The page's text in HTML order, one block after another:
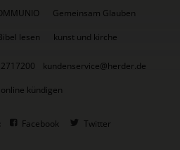
Gemeinsam Glauben
lesen kunst und kirche
kundenservice@herder.de
kündigen
Facebook Twitter